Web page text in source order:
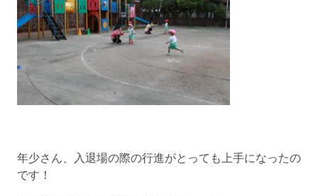
年少さん、入退場の際の行進がとっても上手になったの
です！